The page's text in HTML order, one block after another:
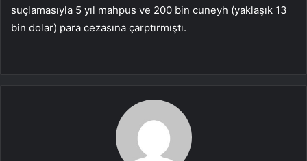
suçlamasıyla 5 yıl mahpus ve 200 bin cuneyh (yaklaşık 13
bin dolar) para cezasına çarptırmıştı.